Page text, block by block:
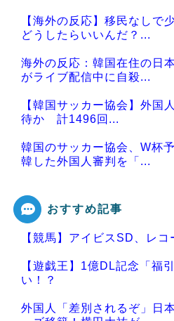
【海外の反応】移民なしで
どうしたらいいんだ？...
海外の反応：韓国在住の日
がライブ配信中に自殺...
【韓国サッカー協会】外国
待か 計1496回...
韓国のサッカー協会、W杯
韓した外国人審判を「...
Powered by livedoor 相互RSS
おすすめ記事
【競馬】アイビスSD、レ
【遊戯王】1億DL記念「福
い！？
外国人「差別されるぞ」日